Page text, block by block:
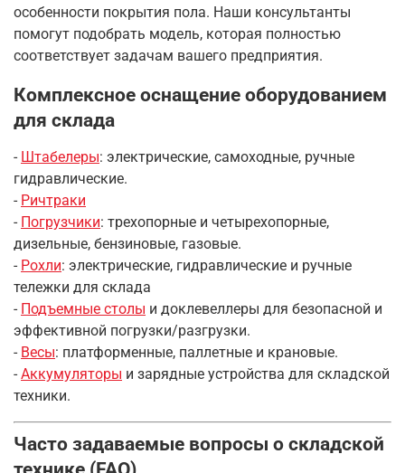
особенности покрытия пола. Наши консультанты
помогут подобрать модель, которая полностью
соответствует задачам вашего предприятия.
Комплексное оснащение оборудованием
для склада
- Штабелеры: электрические, самоходные, ручные
гидравлические.
- Ричтраки
- Погрузчики: трехопорные и четырехопорные,
дизельные, бензиновые, газовые.
- Рохли: электрические, гидравлические и ручные
тележки для склада
- Подъемные столы и доклевеллеры для безопасной и
эффективной погрузки/разгрузки.
- Весы: платформенные, паллетные и крановые.
- Аккумуляторы и зарядные устройства для складской
техники.
Часто задаваемые вопросы о складской